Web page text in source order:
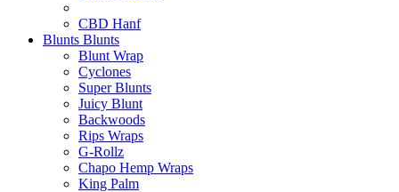
CBD Hanf
Blunts Blunts
Blunt Wrap
Cyclones
Super Blunts
Juicy Blunt
Backwoods
Rips Wraps
G-Rollz
Chapo Hemp Wraps
King Palm